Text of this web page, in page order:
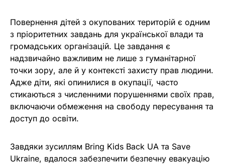
Повернення дітей з окупованих територій є одним
з пріоритетних завдань для української влади та
громадських організацій. Це завдання є
надзвичайно важливим не лише з гуманітарної
точки зору, але й у контексті захисту прав людини.
Адже діти, які опинилися в окупації, часто
стикаються з численними порушеннями своїх прав,
включаючи обмеження на свободу пересування та
доступ до освіти.
Завдяки зусиллям Bring Kids Back UA та Save
Ukraine, вдалося забезпечити безпечну евакуацію